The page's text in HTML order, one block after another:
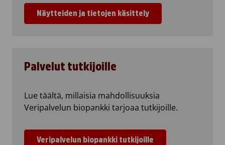
Näytteiden ja tietojen käsittely
Palvelut tutkijoille
Lue täältä, millaisia mahdollisuuksia
Veripalvelun biopankki tarjoaa tutkijoille.
Veripalvelun biopankki tutkijoille